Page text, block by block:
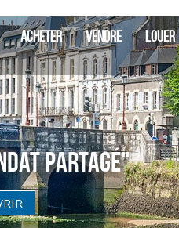
ACHETER VENDRE LOUER
partagé"